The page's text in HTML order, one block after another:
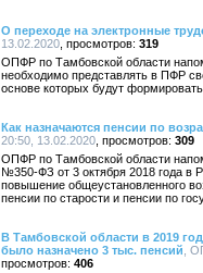
О переходе на электронные
13.02.2020
319
ОПФР по Тамбовской области
необходимо представлять в ПФР
основе которых будут
Как назначаются пенсии по
20:50, 13.02.2020
309
ОПФР по Тамбовской области
№350-ФЗ от 3 октября 2018 года в
повышение общеустановленного
пенсии по старости и пенсии по
В Тамбовской области в 2019
было назначено 3 тыс. пенсий ,
406